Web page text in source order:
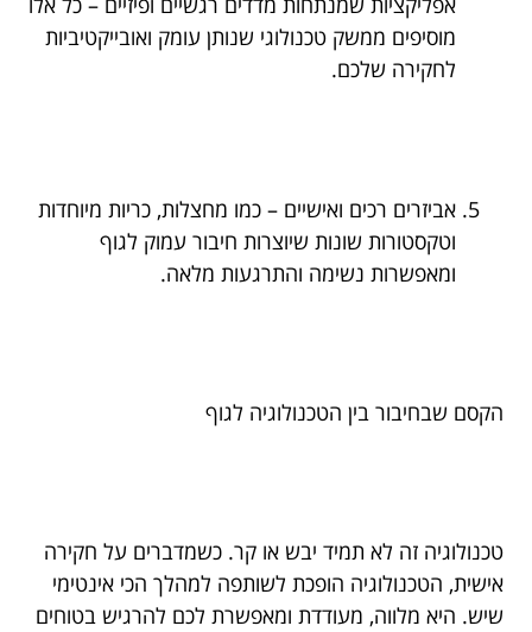
מוסיפים ממשק טכנולוגי שנותן עומק ואובייקטיביות
לחקירה שלכם.
אביזרים רכים ואישיים – כמו מחצלות, כריות מיוחדות
וטקסטורות שונות שיוצרות חיבור עמוק לגוף
ומאפשרות נשימה והתרגעות מלאה.
הקסם שבחיבור בין הטכנולוגיה לגוף
טכנולוגיה זה לא תמיד יבש או קר. כשמדברים על חקירה
אישית, הטכנולוגיה הופכת לשותפה למהלך הכי אינטימי
שיש. היא מלווה, מעודדת ומאפשרת לכם להרגיש בטוחים